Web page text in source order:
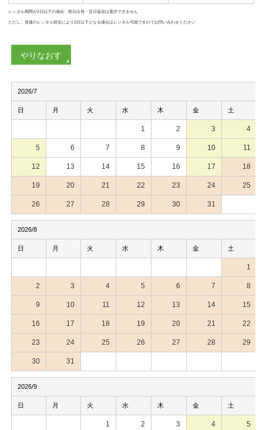
レンタル期間が2日以下の場合、前日出発・翌日返却は選択できません
ただし、前後のレンタル状況により2日以下となる場合はレンタル可能ですのでお問い合わせください
やりなおす
2026/7
日 月 火 水 木 金 土
1 2 3 4
5 6 7 8 9 10 11
12 13 14 15 16 17 18
19 20 21 22 23 24 25
26 27 28 29 30 31
2026/8
日 月 火 水 木 金 土
1
2 3 4 5 6 7 8
9 10 11 12 13 14 15
16 17 18 19 20 21 22
23 24 25 26 27 28 29
30 31
2026/9
日 月 火 水 木 金 土
1 2 3 4 5